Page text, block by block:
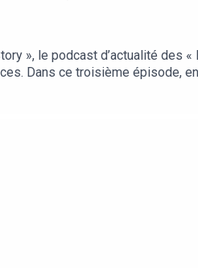
», le podcast d’actualité
Dans ce troisième épisode,
des arbres.Vous vous
qui comptent
(cofondateur d’Inspire
: Upian. Photo :